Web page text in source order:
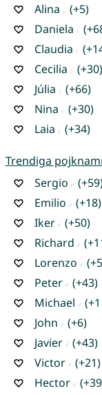
Alina
(+5)
Daniela
Claudia
Cecilia
(+30)
Júlia
(+66)
Nina
(+30)
Laia
(+34)
Trendiga
Sergio
Emilio
(+18)
Iker
(+50)
Richard
Lorenzo
Peter
(+43)
Michael
John
(+6)
Javier
(+43)
Victor
(+21)
Hector